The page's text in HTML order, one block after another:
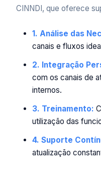
CINNDI, que oferece
1. Análise das
canais e fluxos
2. Integração
com os canais de
internos.
3. Treinamento:
utilização das
4. Suporte
atualização